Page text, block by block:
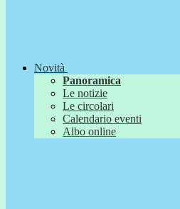
Novità
Panoramica
Le notizie
Le circolari
Calendario eventi
Albo online